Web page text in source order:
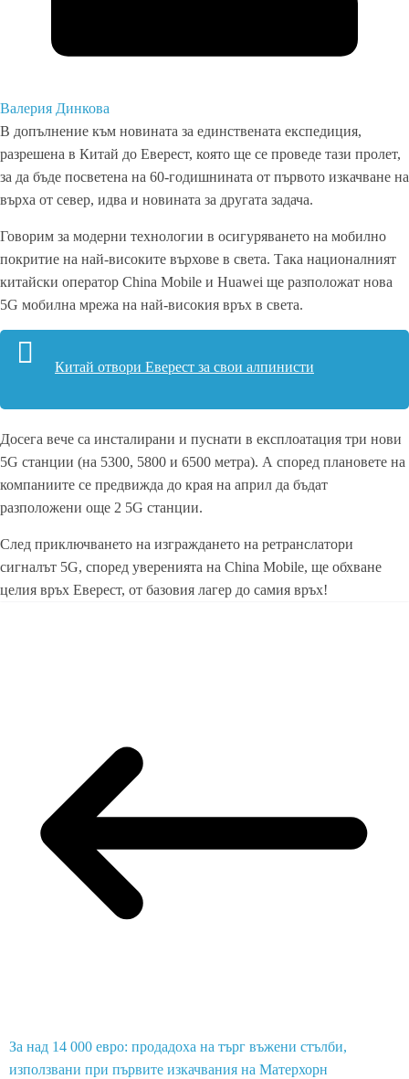
Валерия Динкова
В допълнение към новината за единствената експедиция,
разрешена в Китай до Еверест, която ще се проведе тази пролет,
за да бъде посветена на 60-годишнината от първото изкачване на
върха от север, идва и новината за другата задача.
Говорим за модерни технологии в осигуряването на мобилно
покритие на най-високите върхове в света. Така националният
китайски оператор China Mobile и Huawei ще разположат нова
5G мобилна мрежа на най-високия връх в света.
Китай отвори Еверест за свои алпинисти
Досега вече са инсталирани и пуснати в експлоатация три нови
5G станции (на 5300, 5800 и 6500 метра). А според плановете на
компаниите се предвижда до края на април да бъдат
разположени още 2 5G станции.
След приключването на изграждането на ретранслатори
сигналът 5G, според уверенията на China Mobile, ще обхване
целия връх Еверест, от базовия лагер до самия връх!
За над 14 000 евро: продадоха на търг въжени стълби,
използвани при първите изкачвания на Матерхорн